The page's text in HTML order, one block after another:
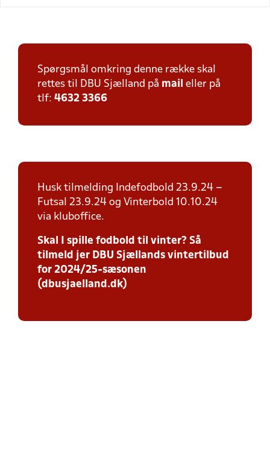
Spørgsmål omkring denne række skal
rettes til DBU Sjælland på mail eller på
tlf: 4632 3366
Husk tilmelding Indefodbold 23.9.24 –
Futsal 23.9.24 og Vinterbold 10.10.24
via kluboffice.
Skal I spille fodbold til vinter? Så
tilmeld jer DBU Sjællands vintertilbud
for 2024/25-sæsonen
(dbusjaelland.dk)